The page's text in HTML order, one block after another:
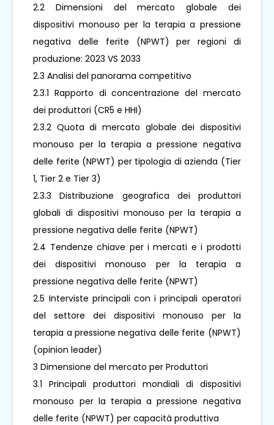
2.2 Dimensioni del mercato globale dei
dispositivi monouso per la terapia a pressione
negativa delle ferite (NPWT) per regioni di
produzione: 2023 VS 2033
2.3 Analisi del panorama competitivo
2.3.1 Rapporto di concentrazione del mercato
dei produttori (CR5 e HHI)
2.3.2 Quota di mercato globale dei dispositivi
monouso per la terapia a pressione negativa
delle ferite (NPWT) per tipologia di azienda (Tier
1, Tier 2 e Tier 3)
2.3.3 Distribuzione geografica dei produttori
globali di dispositivi monouso per la terapia a
pressione negativa delle ferite (NPWT)
2.4 Tendenze chiave per i mercati e i prodotti
dei dispositivi monouso per la terapia a
pressione negativa delle ferite (NPWT)
2.5 Interviste principali con i principali operatori
del settore dei dispositivi monouso per la
terapia a pressione negativa delle ferite (NPWT)
(opinion leader)
3 Dimensione del mercato per Produttori
3.1 Principali produttori mondiali di dispositivi
monouso per la terapia a pressione negativa
delle ferite (NPWT) per capacità produttiva